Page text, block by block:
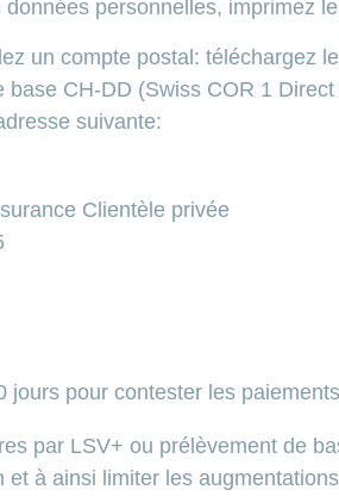
données personnelles, imprimez
un compte postal: téléchargez
base CH-DD (Swiss COR 1
suivante:
Clientèle privée
jours pour contester les
par LSV+ ou prélèvement de
et à ainsi limiter les